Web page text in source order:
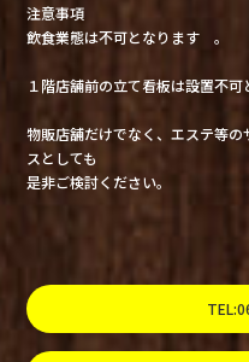
注意事項
飲食業態は不可となります 。
１階店舗前の立て看板は設置不
物販店舗だけでなく、エステ等
スとしても
是非ご検討ください。